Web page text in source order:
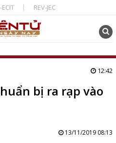
ECIT REV-JEC
12:42
bị ra rạp vào
13/11/2019 08:13